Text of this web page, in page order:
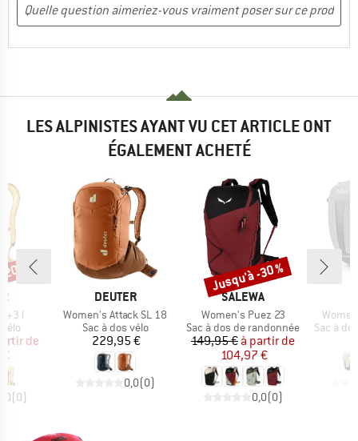
LES ALPINISTES AYANT VU CET ARTICLE ONT
ÉGALEMENT ACHETÉ
l
réduit
de
(0)
%
MARQUE
DEUTER
Article
Women's Attack SL 18
Product group
Sac à dos vélo
Prix
229,95 €
0,0(0)
MARQUE
SALEWA
Article
Women's Puez 23
Product group
Sac à dos de randonnée
Prix
149,95 € Prix réduit
à partir de
104,97 €
0,0(0)
Remise
Jusqu'à -30 %
Article
Product
Sac à